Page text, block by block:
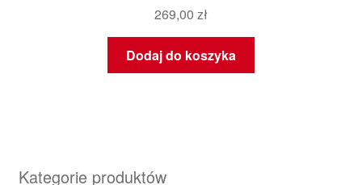
269,00 zł
Dodaj do koszyka
Kategorie produktów